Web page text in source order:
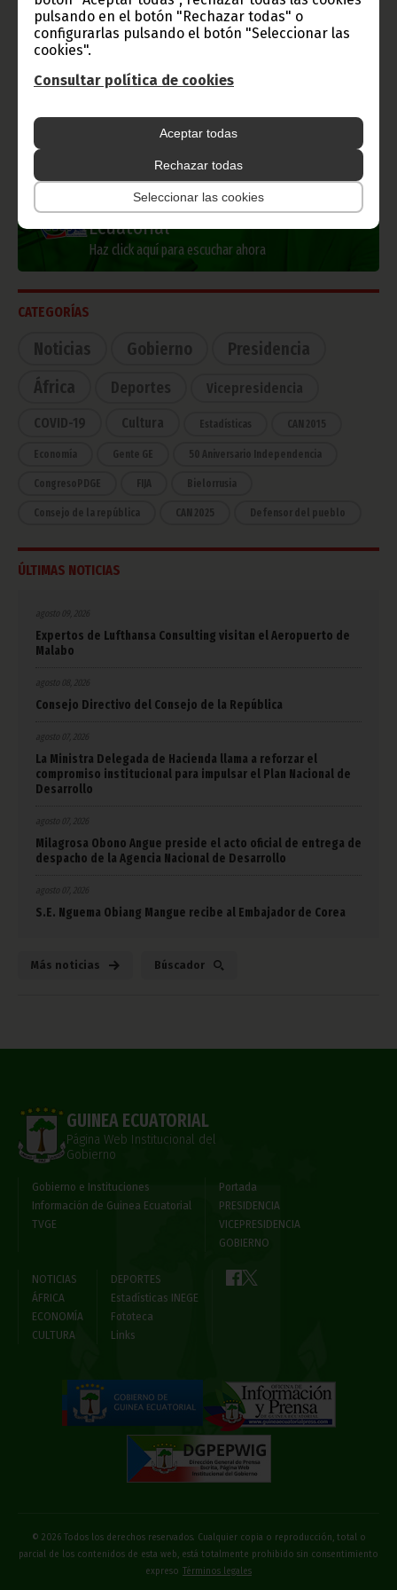
pulsando en el botón "Rechazar todas" o
configurarlas pulsando el botón "Seleccionar las
cookies".
Consultar política de cookies
Aceptar todas
Rechazar todas
Seleccionar las cookies
Información de Guinea Ecuatorial
TVGE
Radio Nacional de Guinea
Ecuatorial
Haz click aquí para escuchar ahora
CATEGORÍAS
Noticias Gobierno
Presidencia
África
Deportes Vicepresidencia
COVID-19 Cultura Estadísticas CAN 2015
Economía Gente GE 50 Aniversario Independencia
CongresoPDGE FIJA Bielorrusia
Consejo de la república CAN 2025 Defensor del pueblo
ÚLTIMAS NOTICIAS
agosto 09, 2026
Expertos de Lufthansa Consulting visitan el Aeropuerto de
Malabo
Consejo Directivo del Consejo de la República
agosto 07, 2026
La Ministra Delegada de Hacienda llama a reforzar el
compromiso institucional para impulsar el Plan Nacional de
Desarrollo
agosto 07, 2026
Milagrosa Obono Angue preside el acto oficial de entrega de
despacho de la Agencia Nacional de Desarrollo
agosto 07, 2026
S.E. Nguema Obiang Mangue recibe al Embajador de Corea
Más noticias Búscador
GUINEA ECUATORIAL
Página Web Institucional del
Gobierno
Gobierno e Instituciones
Información de Guinea Ecuatorial
TVGE
Portada
PRESIDENCIA
VICEPRESIDENCIA
GOBIERNO
NOTICIAS
ÁFRICA
ECONOMÍA
CULTURA
DEPORTES
Estadísticas INEGE
Fototeca
Links
© 2026 Todos los derechos reservados. Cualquier copia o reproducción, total o
parcial de los contenidos de esta web, está totalmente prohibido sin consentimiento
expreso
Términos legales